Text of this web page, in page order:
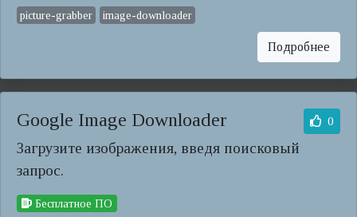
picture-grabber image-downloader
Подробнее
Google Image Downloader
Загрузите изображения, введя поисковый
запрос.
0
Бесплатное ПО